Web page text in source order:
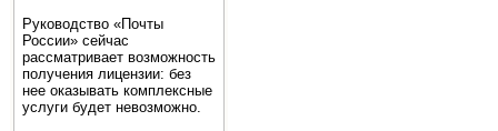
Руководство «Почты
России» сейчас
рассматривает возможность
получения лицензии: без
нее оказывать комплексные
услуги будет невозможно.